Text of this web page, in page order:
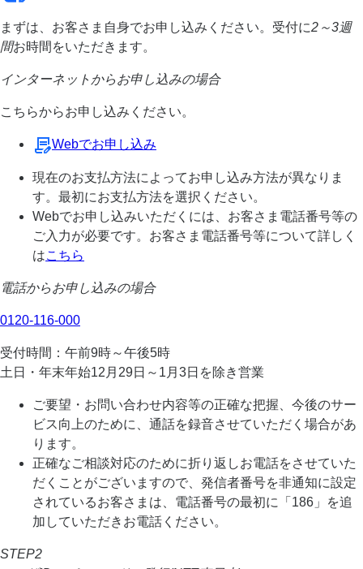
まずは、お客さま自身でお申し込みください。受付に2～3週
間お時間をいただきます。
インターネットからお申し込みの場合
こちらからお申し込みください。
Webでお申し込み
現在のお支払方法によってお申し込み方法が異なりま
す。最初にお支払方法を選択ください。
Webでお申し込みいただくには、お客さま電話番号等の
ご入力が必要です。お客さま電話番号等について詳しく
はこちら
電話からお申し込みの場合
0120-116-000
受付時間：午前9時～午後5時
土日・年末年始12月29日～1月3日を除き営業
ご要望・お問い合わせ内容等の正確な把握、今後のサー
ビス向上のために、通話を録音させていただく場合があ
ります。
正確なご相談対応のために折り返しお電話をさせていた
だくことがございますので、発信者番号を非通知に設定
されているお客さまは、電話番号の最初に「186」を追
加していただきお電話ください。
STEP2